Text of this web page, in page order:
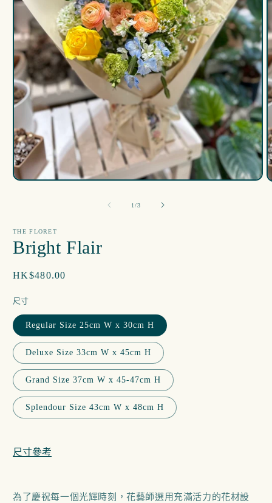
窗
中
開
多
體
案
1
1//3
THE FLORET
Bright Flair
定
HK$480.00
尺寸
Regular Size 25cm W x 30cm H
Deluxe Size 33cm W x 45cm H
Grand Size 37cm W x 45-47cm H
Splendour Size 43cm W x 48cm H
尺寸參考
為了慶祝每一個光輝時刻，花藝師選用充滿活力的花材設